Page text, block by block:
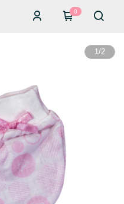
0
1/2